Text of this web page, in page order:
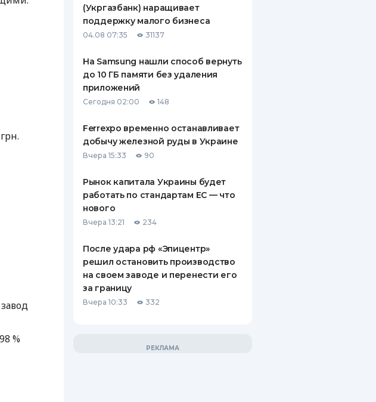
ПУТЕВОДИТЕЛИ ПО
СТРАХОВЫЕ КОМПАНИИ
ОТЗЫВЫ О СТРАХОВЫХ
ДОСТАВКА И ОПЛАТА
КОНТАКТЫ
%
(Укргазбанк) наращивает
поддержку малого бизнеса
04.08 07:35 31137
На Samsung нашли способ вернуть
до 10 ГБ памяти без удаления
приложений
Сегодня 02:00 148
Ferrexpo временно останавливает
добычу железной руды в Украине
Вчера 15:33 90
Рынок капитала Украины будет
работать по стандартам ЕС — что
нового
Вчера 13:21 234
После удара рф «Эпицентр»
решил остановить производство
на своем заводе и перенести его
за границу
Вчера 10:33 332